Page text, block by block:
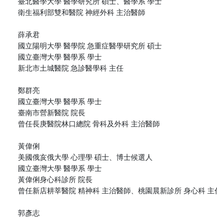
衛生福利部雙和醫院 神經外科 主治醫師
薛承君
國立陽明大學 醫學院 急重症醫學研究所 碩士
國立臺灣大學 醫學系 學士
新北市土城醫院 急診醫學科 主任
鄭群亮
國立臺灣大學 醫學系 學士
臺南市營新醫院 院長
曾任長庚醫院林口總院 骨科及外科 主治醫師
黃偉俐
美國俄亥俄大學 心理學 碩士、博士候選人
國立臺灣大學 醫學系 學士
黃偉俐身心科診所 院長
曾任新店耕莘醫院 精神科 主治醫師、桃園晨新診所 身心科 主
郭彥志